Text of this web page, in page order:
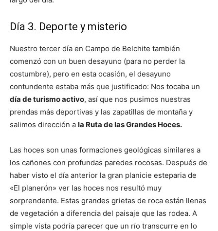
Día 3. Deporte y misterio
Nuestro tercer día en Campo de Belchite también
comenzó con un buen desayuno (para no perder la
costumbre), pero en esta ocasión, el desayuno
contundente estaba más que justificado: Nos tocaba un
día de turismo activo, así que nos pusimos nuestras
prendas más deportivas y las zapatillas de montaña y
salimos dirección a la Ruta de las Grandes Hoces.
Las hoces son unas formaciones geológicas similares a
los cañones con profundas paredes rocosas. Después de
haber visto el día anterior la gran planicie esteparia de
«El planerón» ver las hoces nos resultó muy
sorprendente. Estas grandes grietas de roca están llenas
de vegetación a diferencia del paisaje que las rodea. A
simple vista podría parecer que un río transcurre en lo